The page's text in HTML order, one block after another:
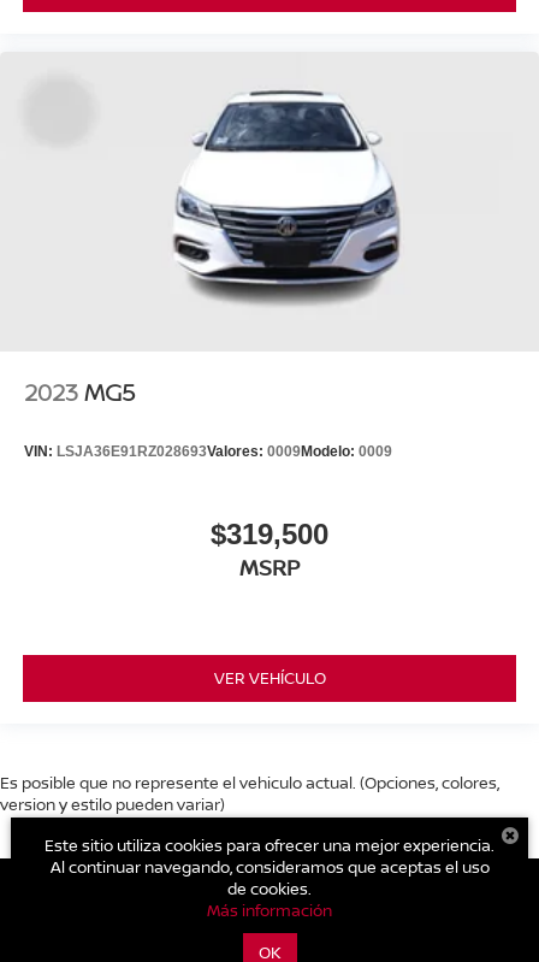
2023MG5
VIN: LSJA36E91RZ028693Valores: 0009Modelo: 0009
$319,500
MSRP
VER VEHÍCULO
Es posible que no represente el vehiculo actual. (Opciones, colores,
version y estilo pueden variar)
| Nissan Tepic:
Este sitio utiliza cookies para ofrecer una mejor experiencia.
Al continuar navegando, consideramos que aceptas el uso
de cookies.
Más información
OK